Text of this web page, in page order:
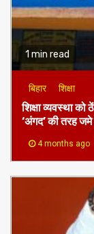
1 min read
बिहार शिक्षा
शिक्षा व्यवस्था को
‘अंगद’ की तरह
4 months ago